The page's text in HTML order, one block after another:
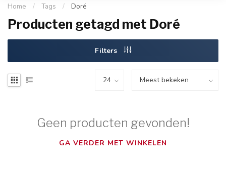
Home / Tags / Doré
Producten getagd met Doré
Filters
Geen producten gevonden!
GA VERDER MET WINKELEN